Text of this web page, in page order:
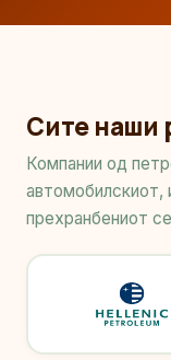
Сите наши
Компании од
автомобилскиот,
прехранбениот